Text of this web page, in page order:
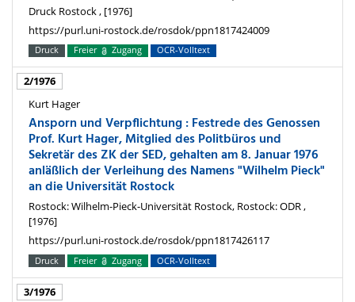
Druck Rostock , [1976]
https://purl.uni-rostock.de/rosdok/ppn1817424009
Druck Freier Zugang OCR-Volltext
2/1976
Kurt Hager
Ansporn und Verpflichtung : Festrede des Genossen
Prof. Kurt Hager, Mitglied des Politbüros und
Sekretär des ZK der SED, gehalten am 8. Januar 1976
anläßlich der Verleihung des Namens "Wilhelm Pieck"
an die Universität Rostock
Rostock: Wilhelm-Pieck-Universität Rostock, Rostock: ODR ,
[1976]
https://purl.uni-rostock.de/rosdok/ppn1817426117
Druck Freier Zugang OCR-Volltext
3/1976